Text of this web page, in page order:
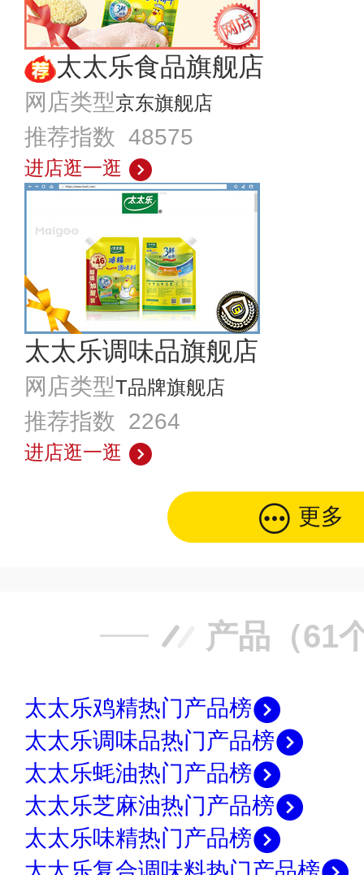
太太乐食品旗舰店
网店类型京东旗舰店
推荐指数 48575
进店逛一逛
太太乐调味品旗舰店
网店类型T品牌旗舰店
推荐指数 2264
进店逛一逛
更多
产品（61
太太乐鸡精热门产品榜
太太乐调味品热门产品榜
太太乐蚝油热门产品榜
太太乐芝麻油热门产品榜
太太乐味精热门产品榜